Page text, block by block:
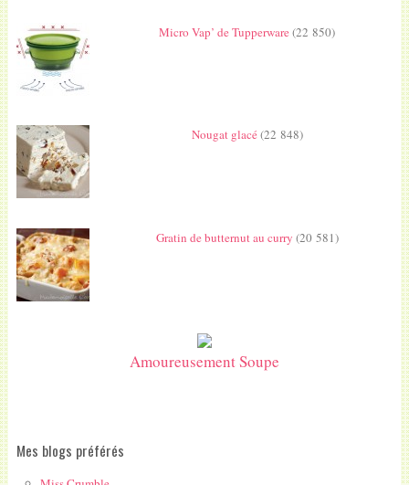
Micro Vap’ de Tupperware(22 850)
Nougat glacé(22 848)
Gratin de butternut au curry (20 581)
Amoureusement Soupe
Mes blogs préférés